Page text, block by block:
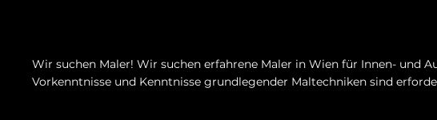
Wir suchen Maler! Wir suchen erfahrene Maler in Wien für Innen- und
Vorkenntnisse und Kenntnisse grundlegender Maltechniken sind